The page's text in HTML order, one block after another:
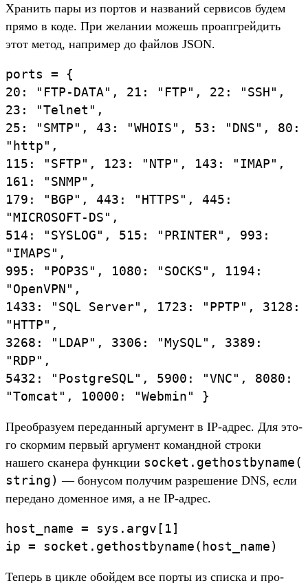
Хра­нить пары из пор­тов и наз­ваний сер­висов будем
пря­мо в коде. При желании можешь про­апгрей­дить
этот метод, нап­ример до фай­лов JSON.
ports =
{
20 : " FTP-DATA" , 21 : " FTP" , 22 : "SSH" ,
23 : "Telnet " ,
25 : "SMTP" , 43 : "WHOIS" , 53 : "DNS" , 80 :
" http" ,
115 : "SFTP" , 123 : "NTP" , 143 : "IMAP" ,
161 : "SNMP" ,
179 : "BGP" , 443 : "HTTPS" , 445 :
"MICROSOFT-DS" ,
514 : "SYSLOG" , 515 : "PRINTER" , 993 :
"IMAPS" ,
995 : "POP3S" , 1080 : "SOCKS" , 1194 :
"OpenVPN" ,
1433 : "SQL Server" , 1723 : "PPTP" , 3128 :
"HTTP" ,
3268 : "LDAP" , 3306 : "MySQL" , 3389 :
"RDP" ,
5432 : "PostgreSQL" , 5900 : "VNC" , 8080 :
"Tomcat " , 10000 : "Webmin" }
Пре­обра­зуем передан­ный аргу­мент в IP-адрес. Для это­
го скор­мим пер­вый аргу­мент коман­дной стро­ки
нашего ска­нера фун­кции socket. gethostbyname(
string) — бонусом получим раз­решение DNS, если
переда­но домен­ное имя, а не IP-адрес.
host_name = sys . argv [ 1]
ip = socket . gethostbyname( host_name)
Те­перь в цик­ле обой­дем все пор­ты из спис­ка и про­